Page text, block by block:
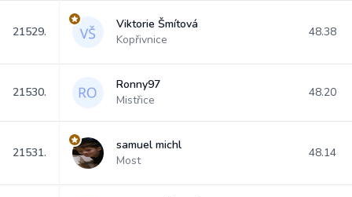
21529.
Viktorie Šmítová
Kopřivnice
48.38
21530.
Ronny97
Mistřice
48.20
21531.
samuel michl
Most
48.14